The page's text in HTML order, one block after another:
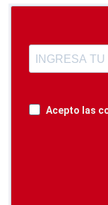
Acepto las